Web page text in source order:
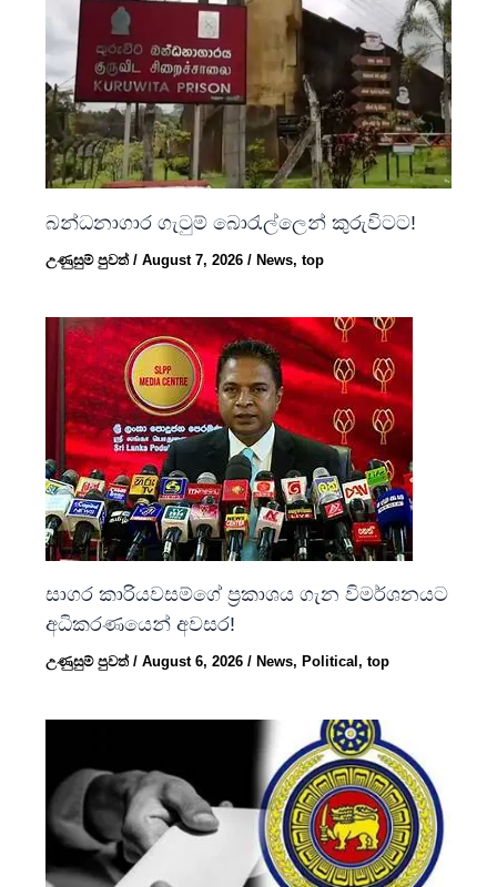
බන්ධනාගාර ගැටුම් බොරැල්ලෙන් කුරුවිටට!
උණුසුම් පුවත්/August 7, 2026/News,top
සාගර කාරියවසම්ගේ ප්‍රකාශය ගැන විමර්ශනයට
අධිකරණයෙන් අවසර!
උණුසුම් පුවත්/August 6, 2026/ News, Political,top